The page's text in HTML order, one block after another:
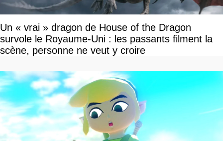
Un « vrai » dragon de House of the Dragon
survole le Royaume-Uni : les passants filment la
scène, personne ne veut y croire